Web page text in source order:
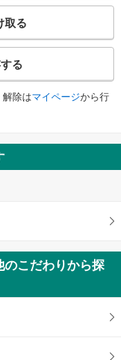
取る
る
除はマイページから行
こだわりから探